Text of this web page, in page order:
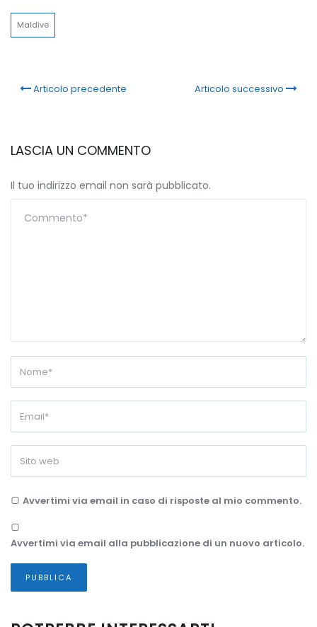
Maldive
Articolo precedente Articolo successivo
LASCIA UN COMMENTO
Il tuo indirizzo email non sarà pubblicato.
Avvertimi via email in caso di risposte al mio commento.
Avvertimi via email alla pubblicazione di un nuovo articolo.